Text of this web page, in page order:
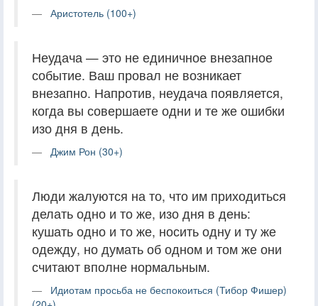
Аристотель (100+)
Неудача — это не единичное внезапное
событие. Ваш провал не возникает
внезапно. Напротив, неудача появляется,
когда вы совершаете одни и те же ошибки
изо дня в день.
Джим Рон (30+)
Люди жалуются на то, что им приходиться
делать одно и то же, изо дня в день:
кушать одно и то же, носить одну и ту же
одежду, но думать об одном и том же они
считают вполне нормальным.
Идиотам просьба не беспокоиться (Тибор Фишер)